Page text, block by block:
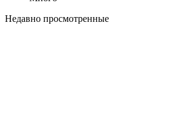
Недавно просмотренные